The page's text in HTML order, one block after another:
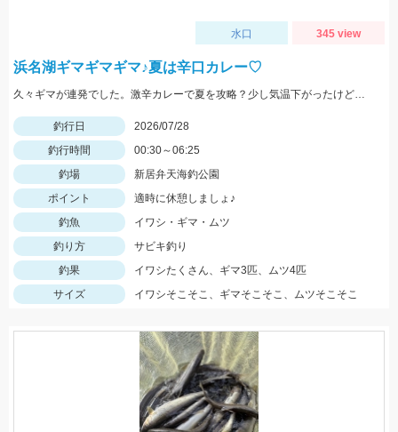
水口 345 view
浜名湖ギマギマギマ♪夏は辛口カレー♡
久々ギマが連発でした。激辛カレーで夏を攻略？少し気温下がったけど、、、要注意！
釣行日
2026/07/28
釣行時間
00:30～06:25
釣場
新居弁天海釣公園
ポイント
適時に休憩しましょ♪
釣魚
イワシ・ギマ・ムツ
釣り方
サビキ釣り
釣果
イワシたくさん、ギマ3匹、ムツ4匹
サイズ
イワシそこそこ、ギマそこそこ、ムツそこそこ